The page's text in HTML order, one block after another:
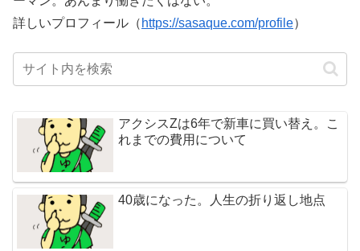
詳しいプロフィール（ https://sasaque.com/profile）
アクシスZは6年で新車に買い替え。こ
れまでの費用について
40歳になった。人生の折り返し地点